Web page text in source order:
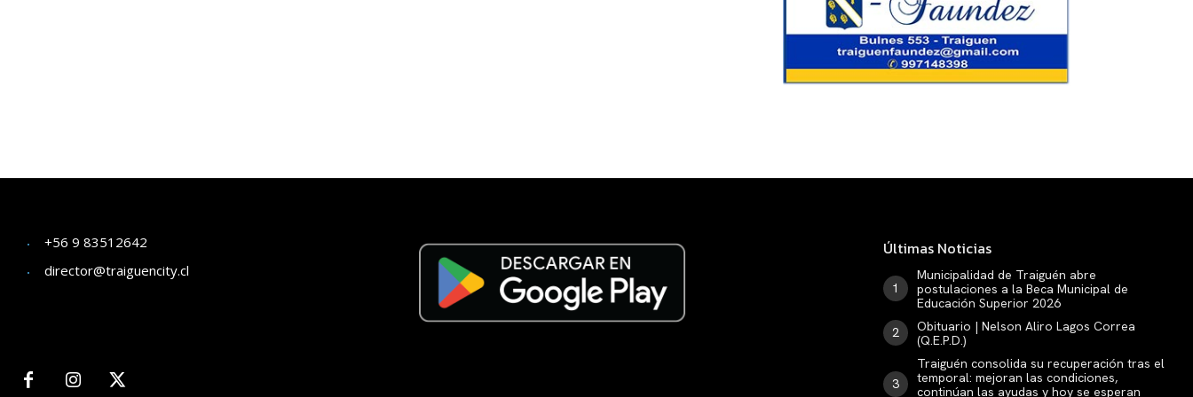
+56 9 83512642
director@traiguencity.cl
Últimas Noticias
Municipalidad de Traiguén abre
postulaciones a la Beca Municipal de
Educación Superior 2026
Obituario | Nelson Aliro Lagos Correa
(Q.E.P.D.)
Traiguén consolida su recuperación tras el
temporal: mejoran las condiciones,
continúan las ayudas y hoy se esperan